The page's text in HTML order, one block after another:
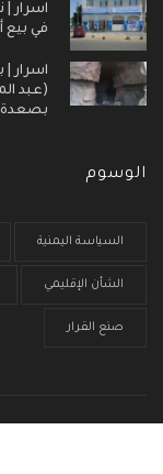
اسرار
في بيع
اسرار |
(عبد
بصعدة
الوسوم
السياسة اليمنية
الشأن الإقليمي
صنع القرار